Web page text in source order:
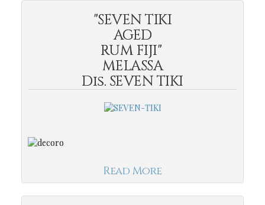
"SEVEN TIKI
AGED
RUM FIJI"
MELASSA
Dis. SEVEN TIKI
Read More